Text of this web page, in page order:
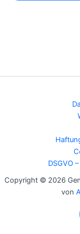
DSGVO
Copyright © 2026
von